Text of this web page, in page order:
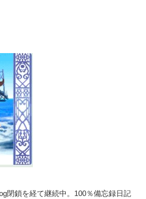
閉鎖を経て継続中。100％備忘録日記